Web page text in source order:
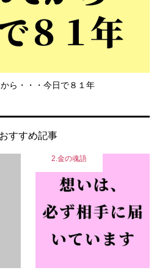
きて欲しい
おすすめ記事
2.金の魂語